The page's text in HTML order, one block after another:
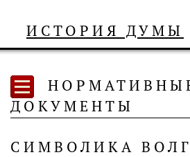
ИСТОРИЯ ДУМЫ
ДОКУМЕНТЫ
СИМВОЛИКА